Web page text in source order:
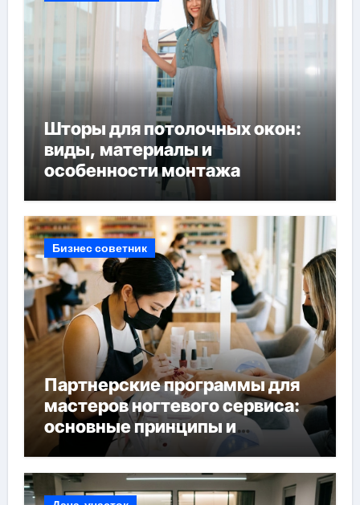
Шторы для потолочных окон:
виды, материалы и
особенности монтажа
Бизнес советник
Партнерские программы для
мастеров ногтевого сервиса:
основные принципы и
форматы участия